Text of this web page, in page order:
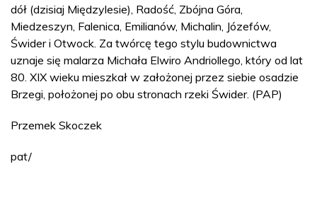
dół (dzisiaj Międzylesie), Radość, Zbójna Góra,
Miedzeszyn, Falenica, Emilianów, Michalin, Józefów,
Świder i Otwock. Za twórcę tego stylu budownictwa
uznaje się malarza Michała Elwiro Andriollego, który od lat
80. XIX wieku mieszkał w założonej przez siebie osadzie
Brzegi, położonej po obu stronach rzeki Świder. (PAP)
Przemek Skoczek
pat/